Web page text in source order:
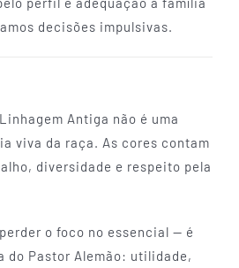
decisões impulsivas.
Antiga não é uma
viva da raça. As cores contam
diversidade e respeito pela
o foco no essencial — é
do Pastor Alemão: utilidade,